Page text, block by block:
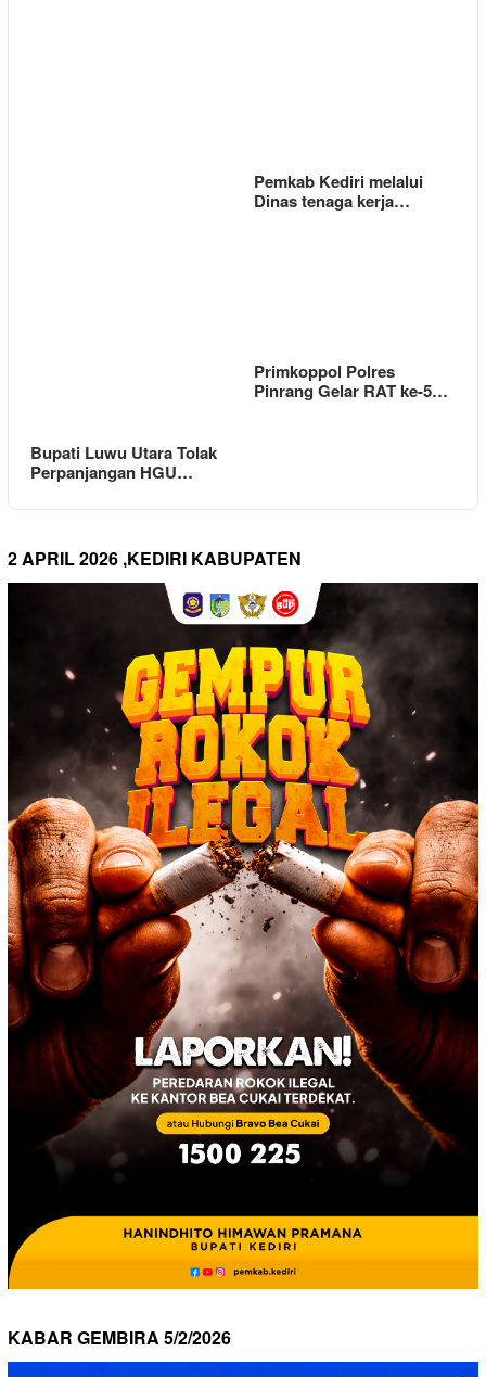
Pemkab Kediri melalui
Dinas tenaga kerja…
Bupati Luwu Utara Tolak
Perpanjangan HGU…
Primkoppol Polres
Pinrang Gelar RAT ke-5…
2 APRIL 2026 ,KEDIRI KABUPATEN
KABAR GEMBIRA 5/2/2026